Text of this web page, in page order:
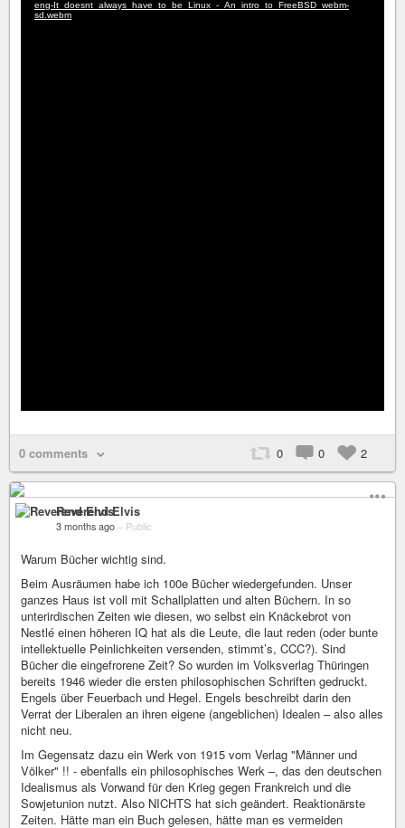
0 comments 0 0 2
Reverend Elvis
3 months ago – Public
Warum Bücher wichtig sind.
Beim Ausräumen habe ich 100e Bücher wiedergefunden. Unser
ganzes Haus ist voll mit Schallplatten und alten Büchern. In so
unterirdischen Zeiten wie diesen, wo selbst ein Knäckebrot von
Nestlé einen höheren IQ hat als die Leute, die laut reden (oder bunte
intellektuelle Peinlichkeiten versenden, stimmt’s, CCC?). Sind
Bücher die eingefrorene Zeit? So wurden im Volksverlag Thüringen
bereits 1946 wieder die ersten philosophischen Schriften gedruckt.
Engels über Feuerbach und Hegel. Engels beschreibt darin den
Verrat der Liberalen an ihren eigene (angeblichen) Idealen – also alles
nicht neu.
Im Gegensatz dazu ein Werk von 1915 vom Verlag "Männer und
Völker" !! - ebenfalls ein philosophisches Werk –, das den deutschen
Idealismus als Vorwand für den Krieg gegen Frankreich und die
Sowjetunion nutzt. Also NICHTS hat sich geändert. Reaktionärste
Zeiten. Hätte man ein Buch gelesen, hätte man es vermeiden